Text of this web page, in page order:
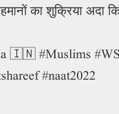
का शुक्रिया अदा
🇮🇳 #Muslims
#naat2022